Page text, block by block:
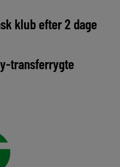
klub efter 2 dage
transferrygte